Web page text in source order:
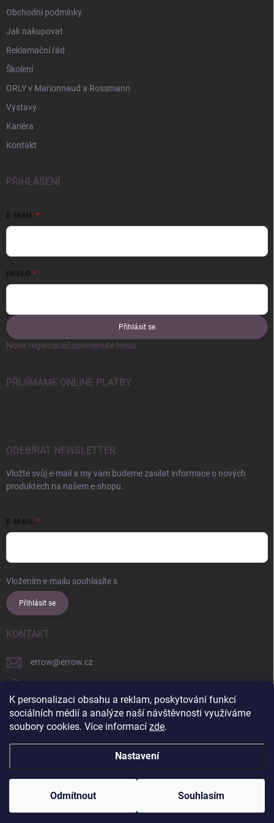
K personalizaci obsahu a reklam, poskytování funkcí
sociálních médií a analýze naší návštěvnosti využíváme
soubory cookies. Více informací zde.
Nastavení
Odmítnout Souhlasím
Obchodní podmínky
Jak nakupovat
Reklamační řád
Školení
ORLY v Marionnaud a Rossmann
Výstavy
Kariéra
Kontakt
PŘIHLÁŠENÍ
E-MAIL
HESLO
Přihlásit se
Nová registraceZapomenuté heslo
PŘIJÍMÁME ONLINE PLATBY
ODEBÍRAT NEWSLETTER
Vložte svůj e-mail a my vám budeme zasílat informace o nových
produktech na našem e-shopu.
E-MAIL
Vložením e-mailu souhlasíte s
Přihlásit se
KONTAKT
errow@errow.cz
explore/locations/957228892/
Vytvořil Shoptet
Copyright 2026ERROW. Všechna práva vyhrazena.Upravit nastavení